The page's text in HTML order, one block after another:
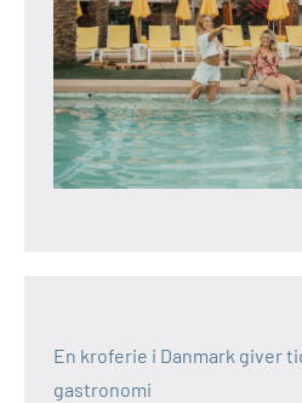
En kroferie i Danmark giver
gastronomi